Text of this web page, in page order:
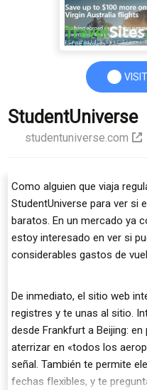
StudentUniverse
studentuniverse.com
Como alguien que viaja
StudentUniverse para ver si
baratos. En un mercado ya
estoy interesado en ver si
considerables gastos de
De inmediato, el sitio web
registres y te unas al sitio.
desde Frankfurt a Beijing:
aterrizar en «todos los
señal. También te permite
fechas flexibles, y te